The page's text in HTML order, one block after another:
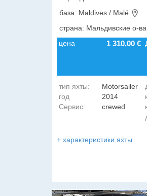
база: Maldives / Malé
страна: Мальдивские о-ва
цена
1 310,00 €
тип яхты:
Motorsailer
год
постройки:
2014
Сервис:
crewed
+ характеристики яхты